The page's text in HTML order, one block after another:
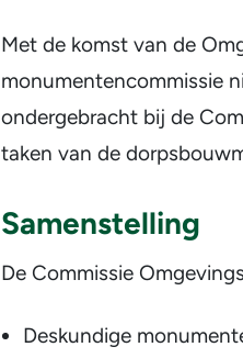
Met de komst van de
monumentencommissie
ondergebracht bij de
taken van de
Samenstelling
De Commissie
Deskundige